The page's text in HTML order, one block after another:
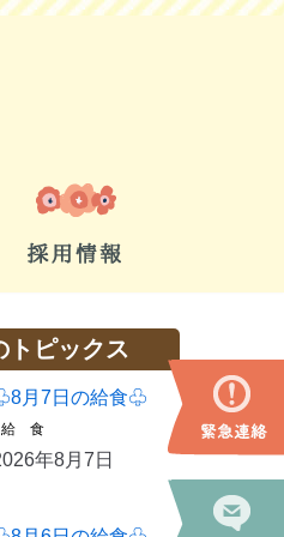
トピックス
月7日の給食♧
給 食
年8月7日